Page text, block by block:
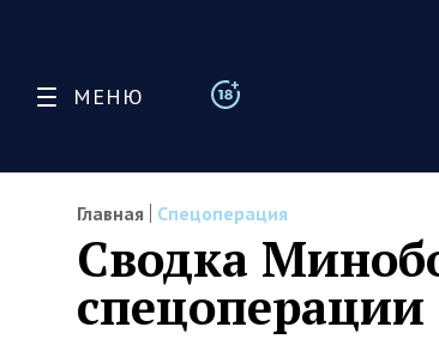
МЕНЮ
Главная Спецоперация
Сводка